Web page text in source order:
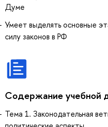
Думе
Умеет выделять основные
силу законов в РФ
Содержание учебной
Тема 1. Законодательная